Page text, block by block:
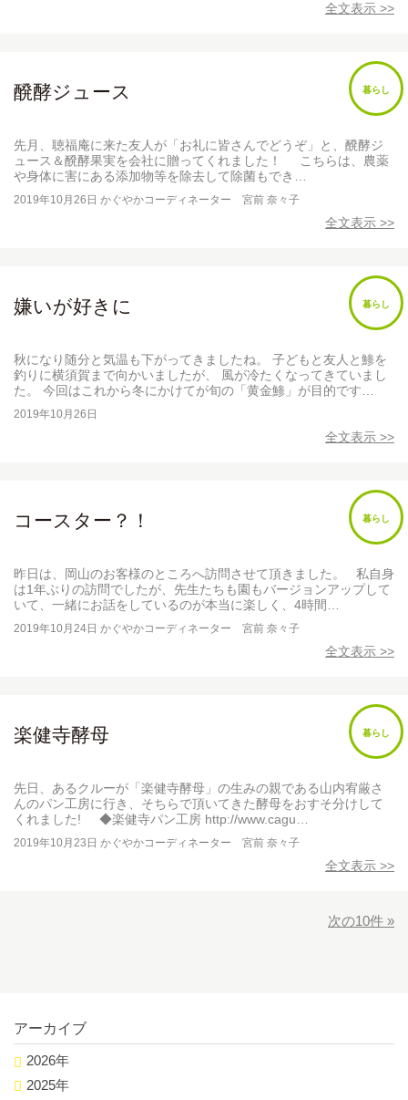
全文表示 >>
暮らし
醗酵ジュース
先月、聴福庵に来た友人が「お礼に皆さんでどうぞ」と、醗酵ジ
ュース＆醗酵果実を会社に贈ってくれました！ こちらは、農薬
や身体に害にある添加物等を除去して除菌もでき…
2019年10月26日 かぐやかコーディネーター 宮前 奈々子
全文表示 >>
暮らし
嫌いが好きに
秋になり随分と気温も下がってきましたね。 子どもと友人と鯵を
釣りに横須賀まで向かいましたが、 風が冷たくなってきていまし
た。 今回はこれから冬にかけてが旬の「黄金鯵」が目的です…
2019年10月26日
全文表示 >>
暮らし
コースター？！
昨日は、岡山のお客様のところへ訪問させて頂きました。 私自身
は1年ぶりの訪問でしたが、先生たちも園もバージョンアップして
いて、一緒にお話をしているのが本当に楽しく、4時間…
2019年10月24日 かぐやかコーディネーター 宮前 奈々子
全文表示 >>
暮らし
楽健寺酵母
先日、あるクルーが「楽健寺酵母」の生みの親である山内宥厳さ
んのパン工房に行き、そちらで頂いてきた酵母をおすそ分けして
くれました! ◆楽健寺パン工房 http://www.cagu…
2019年10月23日 かぐやかコーディネーター 宮前 奈々子
全文表示 >>
次の10件 »
アーカイブ
2026年
2025年